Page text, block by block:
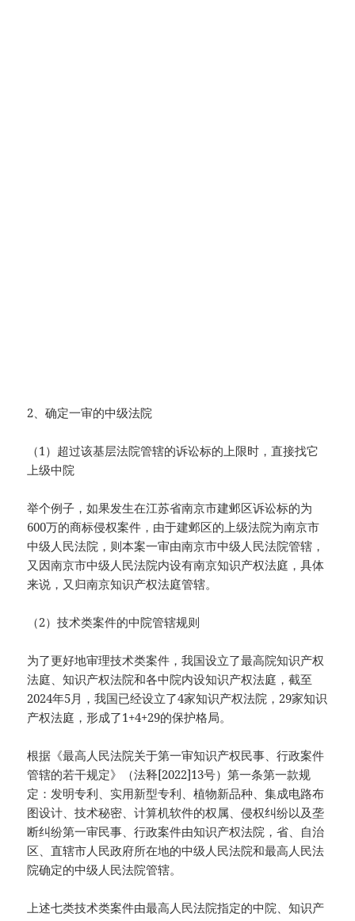
2、确定一审的中级法院
（1）超过该基层法院管辖的诉讼标的上限时，直接找它
上级中院
举个例子，如果发生在江苏省南京市建邺区诉讼标的为
600万的商标侵权案件，由于建邺区的上级法院为南京市
中级人民法院，则本案一审由南京市中级人民法院管辖，
又因南京市中级人民法院内设有南京知识产权法庭，具体
来说，又归南京知识产权法庭管辖。
（2）技术类案件的中院管辖规则
为了更好地审理技术类案件，我国设立了最高院知识产权
法庭、知识产权法院和各中院内设知识产权法庭，截至
2024年5月，我国已经设立了4家知识产权法院，29家知识
产权法庭，形成了1+4+29的保护格局。
根据《最高人民法院关于第一审知识产权民事、行政案件
管辖的若干规定》（法释[2022]13号）第一条第一款规
定：发明专利、实用新型专利、植物新品种、集成电路布
图设计、技术秘密、计算机软件的权属、侵权纠纷以及垄
断纠纷第一审民事、行政案件由知识产权法院，省、自治
区、直辖市人民政府所在地的中级人民法院和最高人民法
院确定的中级人民法院管辖。
上述七类技术类案件由最高人民法院指定的中院、知识产